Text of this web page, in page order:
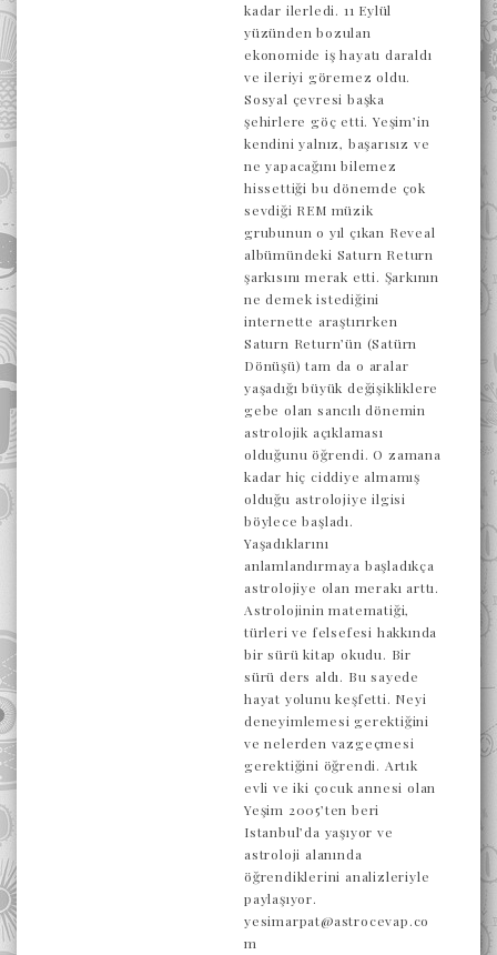
kadar ilerledi. 11 Eylül
yüzünden bozulan
ekonomide iş hayatı daraldı
ve ileriyi göremez oldu.
Sosyal çevresi başka
şehirlere göç etti. Yeşim’in
kendini yalnız, başarısız ve
ne yapacağını bilemez
hissettiği bu dönemde çok
sevdiği REM müzik
grubunun o yıl çıkan Reveal
albümündeki Saturn Return
şarkısını merak etti. Şarkının
ne demek istediğini
internette araştırırken
Saturn Return’ün (Satürn
Dönüşü) tam da o aralar
yaşadığı büyük değişikliklere
gebe olan sancılı dönemin
astrolojik açıklaması
olduğunu öğrendi. O zamana
kadar hiç ciddiye almamış
olduğu astrolojiye ilgisi
böylece başladı.
Yaşadıklarını
anlamlandırmaya başladıkça
astrolojiye olan merakı arttı.
Astrolojinin matematiği,
türleri ve felsefesi hakkında
bir sürü kitap okudu. Bir
sürü ders aldı. Bu sayede
hayat yolunu keşfetti. Neyi
deneyimlemesi gerektiğini
ve nelerden vazgeçmesi
gerektiğini öğrendi. Artık
evli ve iki çocuk annesi olan
Yeşim 2005’ten beri
Istanbul’da yaşıyor ve
astroloji alanında
öğrendiklerini analizleriyle
paylaşıyor.
yesimarpat@astrocevap.co
m